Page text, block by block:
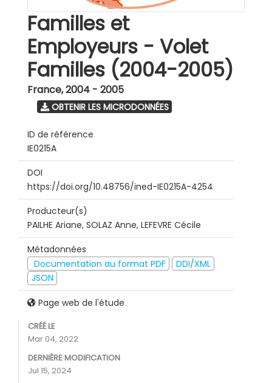
Familles et
Employeurs - Volet
Familles (2004-2005)
France,2004 - 2005
OBTENIR LES MICRODONNÉES
ID de référence
IE0215A
DOI
https://doi.org/10.48756/ined-IE0215A-4254
Producteur(s)
PAILHE Ariane, SOLAZ Anne, LEFEVRE Cécile
Métadonnées
Documentation au format PDF
DDI/XML
JSON
Page web de l'étude
CRÉÉ LE
Mar 04, 2022
DERNIÈRE MODIFICATION
Jul 15, 2024